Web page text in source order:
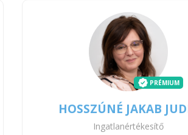
PRÉMIUM
HOSSZÚNÉ JAKAB
Ingatlanértékesítő